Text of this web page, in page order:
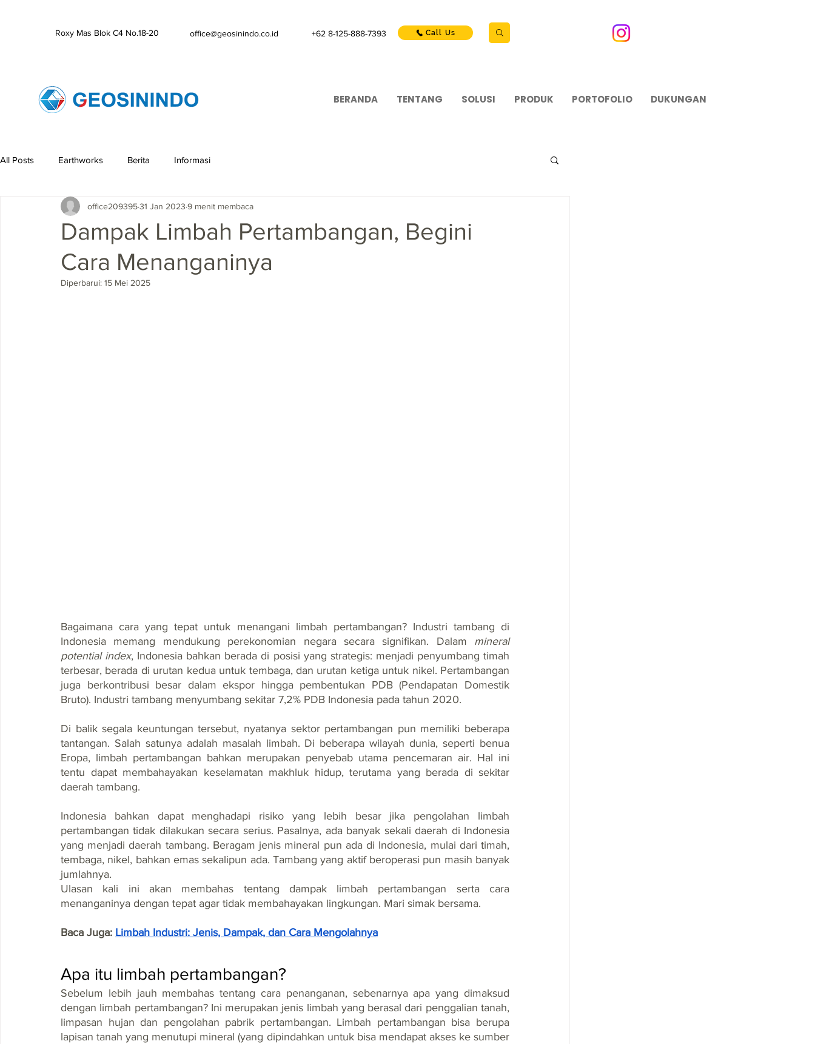
Roxy Mas Blok C4 No.18-20 office@geosinindo.co.id +62 8-125-888-7393 Call Us
BERANDA TENTANG SOLUSI PRODUK PORTOFOLIO DUKUNGAN
All Posts Earthworks Berita Informasi
Dampak Limbah Pertambangan, Begini
Cara Menanganinya
office20939531 Jan 2023 9 menit membaca
Diperbarui: 15 Mei 2025
Bagaimana cara yang tepat untuk menangani limbah pertambangan? Industri tambang di
Indonesia memang mendukung perekonomian negara secara signifikan. Dalam mineral
potential index, Indonesia bahkan berada di posisi yang strategis: menjadi penyumbang timah
terbesar, berada di urutan kedua untuk tembaga, dan urutan ketiga untuk nikel. Pertambangan
juga berkontribusi besar dalam ekspor hingga pembentukan PDB (Pendapatan Domestik
Bruto). Industri tambang menyumbang sekitar 7,2% PDB Indonesia pada tahun 2020.
Di balik segala keuntungan tersebut, nyatanya sektor pertambangan pun memiliki beberapa
tantangan. Salah satunya adalah masalah limbah. Di beberapa wilayah dunia, seperti benua
Eropa, limbah pertambangan bahkan merupakan penyebab utama pencemaran air. Hal ini
tentu dapat membahayakan keselamatan makhluk hidup, terutama yang berada di sekitar
daerah tambang.
Indonesia bahkan dapat menghadapi risiko yang lebih besar jika pengolahan limbah
pertambangan tidak dilakukan secara serius. Pasalnya, ada banyak sekali daerah di Indonesia
yang menjadi daerah tambang. Beragam jenis mineral pun ada di Indonesia, mulai dari timah,
tembaga, nikel, bahkan emas sekalipun ada. Tambang yang aktif beroperasi pun masih banyak
jumlahnya.
Ulasan kali ini akan membahas tentang dampak limbah pertambangan serta cara
menanganinya dengan tepat agar tidak membahayakan lingkungan. Mari simak bersama.
Baca Juga: Limbah Industri: Jenis, Dampak, dan Cara Mengolahnya
Apa itu limbah pertambangan?
Sebelum lebih jauh membahas tentang cara penanganan, sebenarnya apa yang dimaksud
dengan limbah pertambangan? Ini merupakan jenis limbah yang berasal dari penggalian tanah,
limpasan hujan dan pengolahan pabrik pertambangan. Limbah pertambangan bisa berupa
lapisan tanah yang menutupi mineral (yang dipindahkan untuk bisa mendapat akses ke sumber